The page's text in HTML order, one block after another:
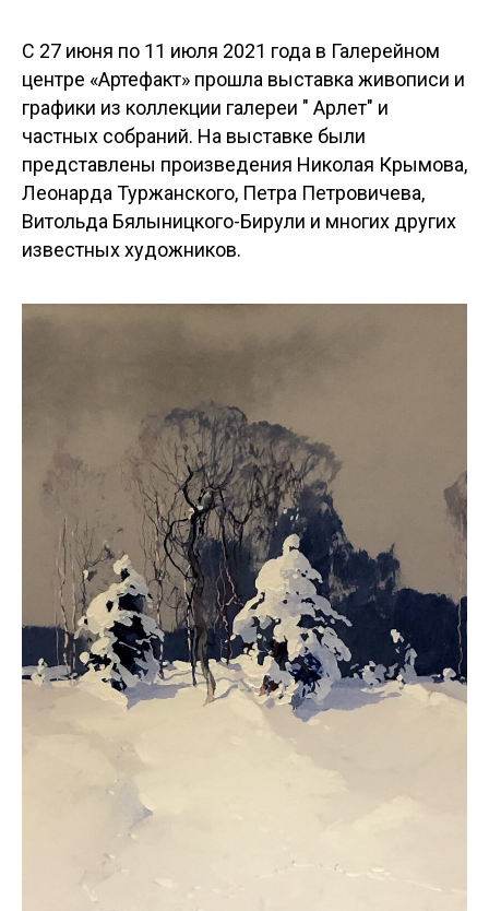
С 27 июня по 11 июля 2021 года в Галерейном
центре «Артефакт» прошла выставка живописи и
графики из коллекции галереи " Арлет" и
частных собраний. На выставке были
представлены произведения Николая Крымова,
Леонарда Туржанского, Петра Петровичева,
Витольда Бялыницкого-Бирули и многих других
известных художников.